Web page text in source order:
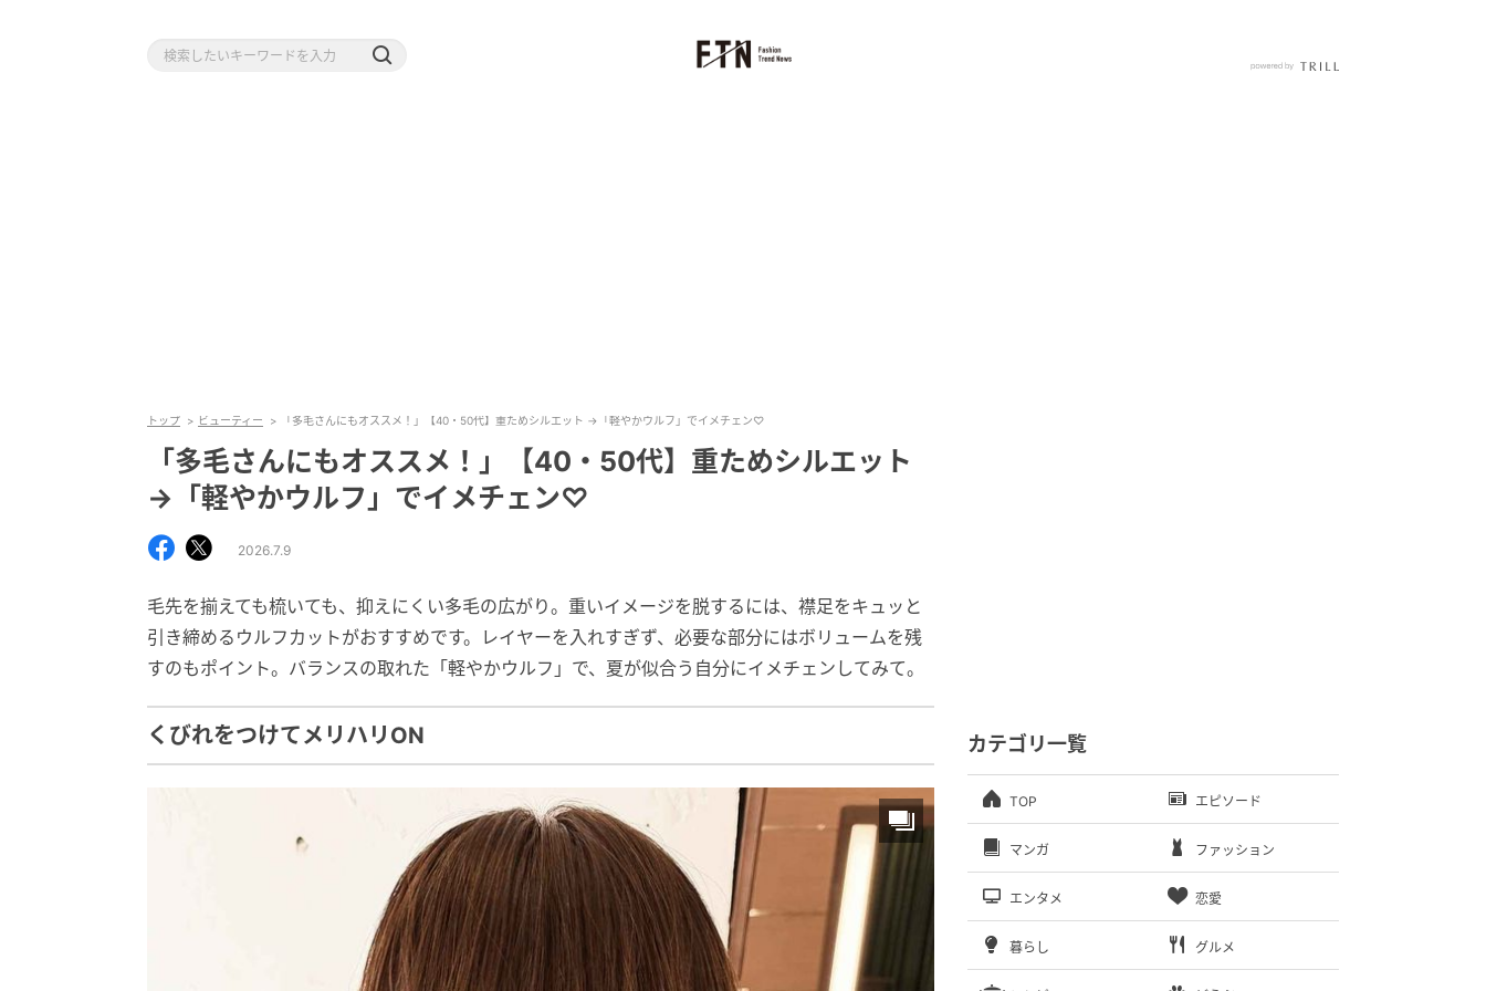
トップ ビューティー 「多毛さんにもオススメ！」【40・50代】重ためシルエット →「軽やかウルフ」でイメチェン♡
「多毛さんにもオススメ！」【40・50代】重ためシルエット
→「軽やかウルフ」でイメチェン♡
2026.7.9
毛先を揃えても梳いても、抑えにくい多毛の広がり。重いイメージを脱するには、襟足をキュッと
引き締めるウルフカットがおすすめです。レイヤーを入れすぎず、必要な部分にはボリュームを残
すのもポイント。バランスの取れた「軽やかウルフ」で、夏が似合う自分にイメチェンしてみて。
くびれをつけてメリハリON カテゴリ一覧
TOP エピソード
マンガ ファッション
エンタメ 恋愛
暮らし グルメ